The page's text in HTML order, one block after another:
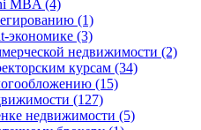
MBA (4)
(1)
экономике (3)
недвижимости (2)
курсам (34)
(15)
(127)
недвижимости (5)